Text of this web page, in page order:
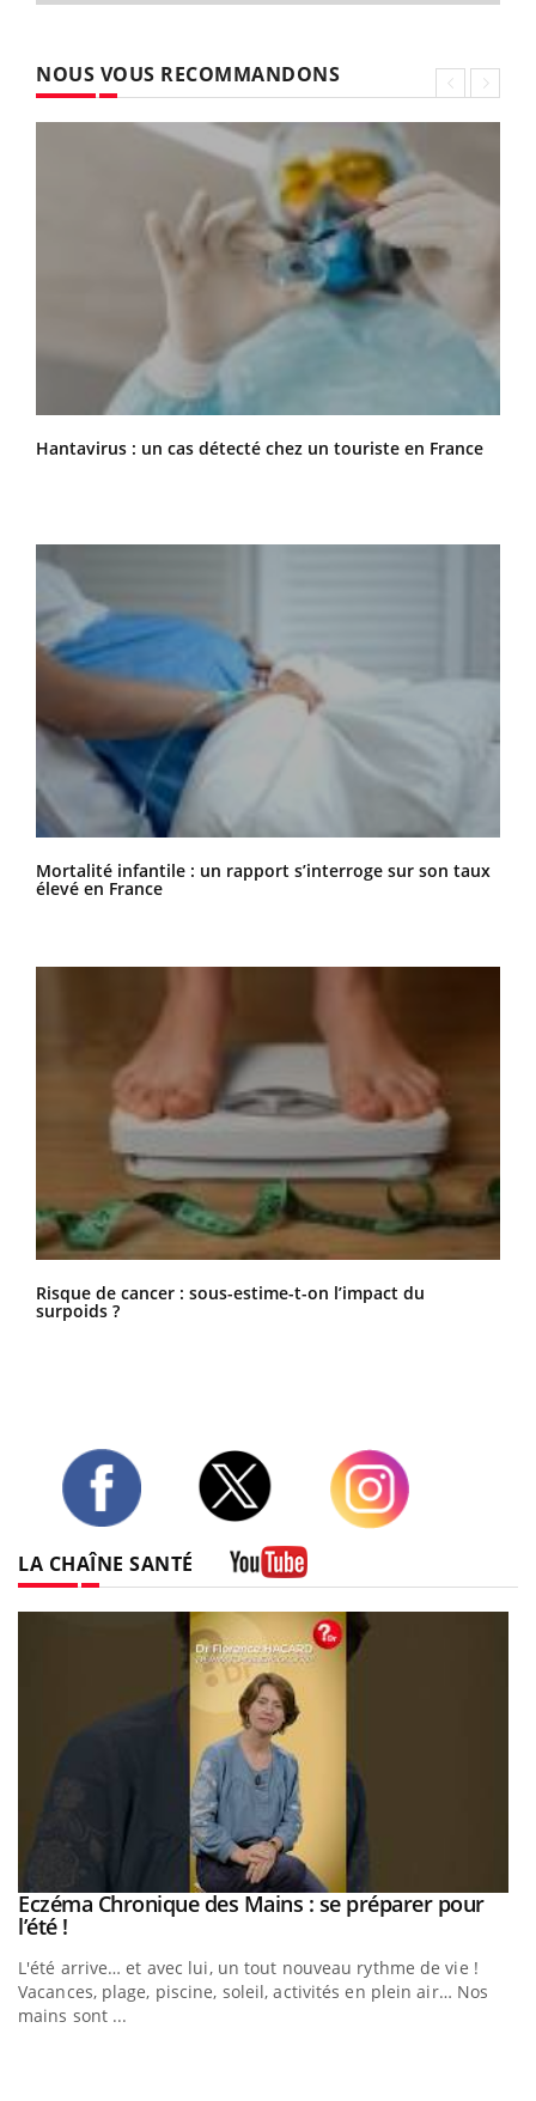
NOUS VOUS RECOMMANDONS
Hantavirus : un cas détecté chez un touriste en France
Mortalité infantile : un rapport s’interroge sur son taux
élevé en France
Risque de cancer : sous-estime-t-on l’impact du
surpoids ?
LA CHAÎNE SANTÉ
Youtube
Eczéma Chronique des Mains : se préparer pour
l’été !Youtube
L'été arrive… et avec lui, un tout nouveau rythme de vie !
Vacances, plage, piscine, soleil, activités en plein air… Nos
mains sont ...